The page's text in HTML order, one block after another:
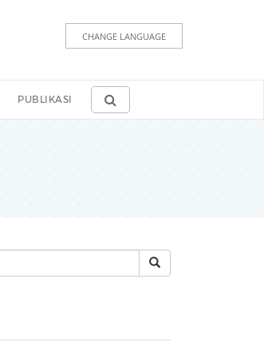
CHANGE LANGUAGE
PUBLIKASI